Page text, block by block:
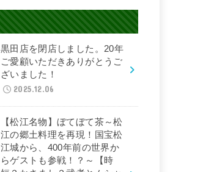
黒田店を閉店しました。20年
ご愛顧いただきありがとうご
ざいました！
2025.12.06
【松江名物】ぼてぼて茶～松
江の郷土料理を再現！国宝松
江城から、400年前の世界か
らゲストも参戦！？～【時